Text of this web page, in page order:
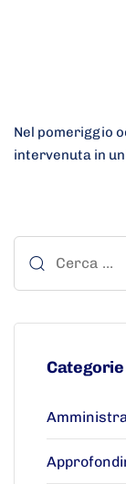
Nel pomeriggio
intervenuta in
Categorie